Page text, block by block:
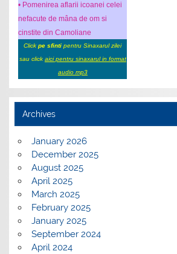
• Pomenirea aflarii icoanei celei
nefacute de mâna de om si
cinstite din Camoliane
Clickpe sfinti pentru Sinaxarul zilei
sau click aici pentru sinaxarul in format
audio mp3
Archives
January 2026
December 2025
August 2025
April 2025
March 2025
February 2025
January 2025
September 2024
April 2024